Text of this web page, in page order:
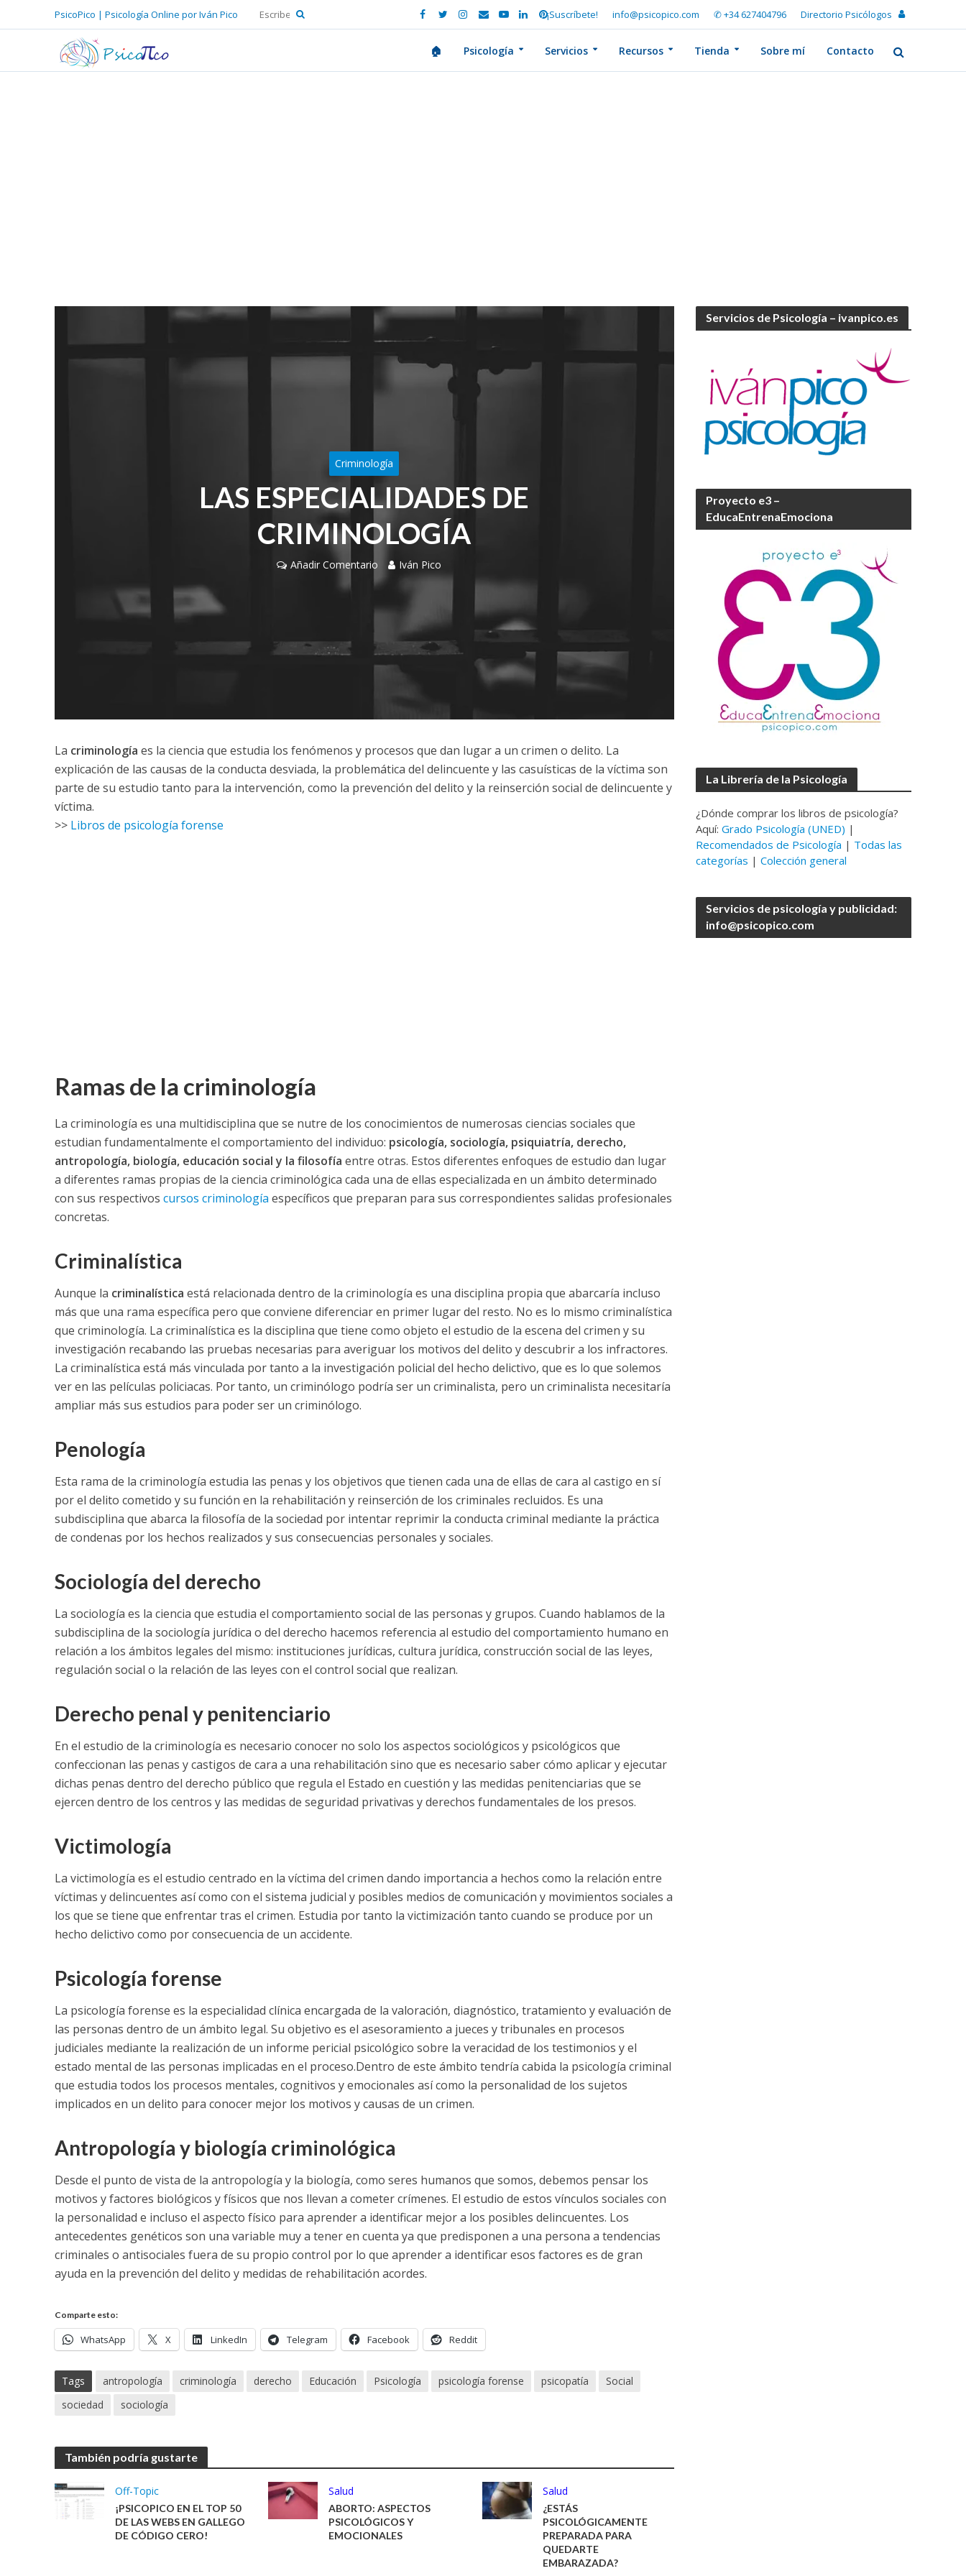
PsicoPico | Psicología Online por Iván Pico ¡Suscríbete! info@psicopico.com ✆ +34 627404796 Directorio Psicólogos
🏠 Psicología Servicios Recursos Tienda Sobre mí Contacto
Criminología
LAS ESPECIALIDADES DE
CRIMINOLOGÍA
Añadir Comentario Iván Pico
La criminología es la ciencia que estudia los fenómenos y procesos que dan lugar a un crimen o delito. La
explicación de las causas de la conducta desviada, la problemática del delincuente y las casuísticas de la víctima son
parte de su estudio tanto para la intervención, como la prevención del delito y la reinserción social de delincuente y
víctima.
>> Libros de psicología forense
Ramas de la criminología
La criminología es una multidisciplina que se nutre de los conocimientos de numerosas ciencias sociales que
estudian fundamentalmente el comportamiento del individuo: psicología, sociología, psiquiatría, derecho,
antropología, biología, educación social y la filosofía entre otras. Estos diferentes enfoques de estudio dan lugar
a diferentes ramas propias de la ciencia criminológica cada una de ellas especializada en un ámbito determinado
con sus respectivos cursos criminología específicos que preparan para sus correspondientes salidas profesionales
concretas.
Criminalística
Aunque la criminalística está relacionada dentro de la criminología es una disciplina propia que abarcaría incluso
más que una rama específica pero que conviene diferenciar en primer lugar del resto. No es lo mismo criminalística
que criminología. La criminalística es la disciplina que tiene como objeto el estudio de la escena del crimen y su
investigación recabando las pruebas necesarias para averiguar los motivos del delito y descubrir a los infractores.
La criminalística está más vinculada por tanto a la investigación policial del hecho delictivo, que es lo que solemos
ver en las películas policiacas. Por tanto, un criminólogo podría ser un criminalista, pero un criminalista necesitaría
ampliar más sus estudios para poder ser un criminólogo.
Penología
Esta rama de la criminología estudia las penas y los objetivos que tienen cada una de ellas de cara al castigo en sí
por el delito cometido y su función en la rehabilitación y reinserción de los criminales recluidos. Es una
subdisciplina que abarca la filosofía de la sociedad por intentar reprimir la conducta criminal mediante la práctica
de condenas por los hechos realizados y sus consecuencias personales y sociales.
Sociología del derecho
La sociología es la ciencia que estudia el comportamiento social de las personas y grupos. Cuando hablamos de la
subdisciplina de la sociología jurídica o del derecho hacemos referencia al estudio del comportamiento humano en
relación a los ámbitos legales del mismo: instituciones jurídicas, cultura jurídica, construcción social de las leyes,
regulación social o la relación de las leyes con el control social que realizan.
Derecho penal y penitenciario
En el estudio de la criminología es necesario conocer no solo los aspectos sociológicos y psicológicos que
confeccionan las penas y castigos de cara a una rehabilitación sino que es necesario saber cómo aplicar y ejecutar
dichas penas dentro del derecho público que regula el Estado en cuestión y las medidas penitenciarias que se
ejercen dentro de los centros y las medidas de seguridad privativas y derechos fundamentales de los presos.
Victimología
La victimología es el estudio centrado en la víctima del crimen dando importancia a hechos como la relación entre
víctimas y delincuentes así como con el sistema judicial y posibles medios de comunicación y movimientos sociales a
los que se tiene que enfrentar tras el crimen. Estudia por tanto la victimización tanto cuando se produce por un
hecho delictivo como por consecuencia de un accidente.
Psicología forense
La psicología forense es la especialidad clínica encargada de la valoración, diagnóstico, tratamiento y evaluación de
las personas dentro de un ámbito legal. Su objetivo es el asesoramiento a jueces y tribunales en procesos
judiciales mediante la realización de un informe pericial psicológico sobre la veracidad de los testimonios y el
estado mental de las personas implicadas en el proceso.Dentro de este ámbito tendría cabida la psicología criminal
que estudia todos los procesos mentales, cognitivos y emocionales así como la personalidad de los sujetos
implicados en un delito para conocer mejor los motivos y causas de un crimen.
Antropología y biología criminológica
Desde el punto de vista de la antropología y la biología, como seres humanos que somos, debemos pensar los
motivos y factores biológicos y físicos que nos llevan a cometer crímenes. El estudio de estos vínculos sociales con
la personalidad e incluso el aspecto físico para aprender a identificar mejor a los posibles delincuentes. Los
antecedentes genéticos son una variable muy a tener en cuenta ya que predisponen a una persona a tendencias
criminales o antisociales fuera de su propio control por lo que aprender a identificar esos factores es de gran
ayuda en la prevención del delito y medidas de rehabilitación acordes.
Comparte esto:
WhatsApp X LinkedIn Telegram Facebook Reddit
Tags antropología criminología derecho Educación Psicología psicología forense psicopatía
Social
sociedad
sociología
También podría gustarte
Off-Topic
¡PSICOPICO EN EL TOP 50
DE LAS WEBS EN GALLEGO
DE CÓDIGO CERO!
Salud
ABORTO: ASPECTOS
PSICOLÓGICOS Y
EMOCIONALES
Salud
¿ESTÁS
PSICOLÓGICAMENTE
PREPARADA PARA
QUEDARTE
EMBARAZADA?
Servicios de Psicología – ivanpico.es
Proyecto e3 –
EducaEntrenaEmociona
La Librería de la Psicología
¿Dónde comprar los libros de psicología?
Aquí:Grado Psicología (UNED) |
Recomendados de Psicología | Todas las
categorías |Colección general
Servicios de psicología y publicidad:
info@psicopico.com